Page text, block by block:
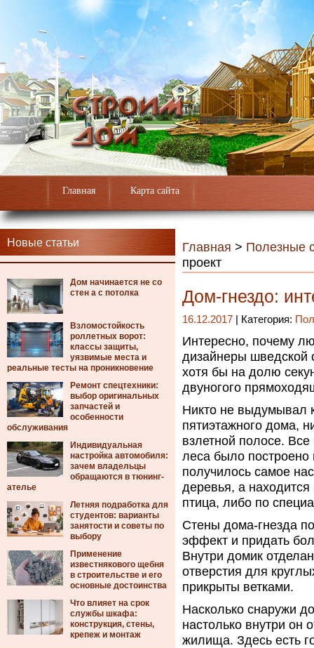
Главная Карта сайта
Новые статьи
Дом начинается не со
стен а с потолка
Взломостойкость
роллетных ворот:
классы защиты,
уязвимые места и
реальные тесты на проникновение
Ремонт спецтехники:
выбор оригинальных
запчастей и
особенности
обслуживания
Индивидуальная
настройка автомобиля:
зачем владельцы
обращаются в тюнинг-
ателье
Летняя подработка для
студентов: варианты
занятости и советы по
выбору
Применение
известнякового щебня
в строительстве и его
основные достоинства
Что влияет на срок
службы шкафа:
конструкция, стены,
крепеж и монтаж
Главная > Полезные
проект
Дом-гнездо:
16.12.2017 | Категория:
Интересно, почему
дизайнеры шведской
хотя бы на долю
двуногого
Никто не выдумывал
пятиэтажного дома,
взлетной полосе.
леса было построено
получилось самое
деревья, а
птица, либо по
Стены дома-гнезда
эффект и придать
Внутри домик
отверстия для
прикрыты ветками.
Насколько снаружи
настолько внутри он
жилища. Здесь есть